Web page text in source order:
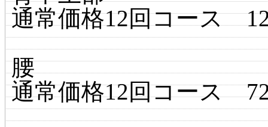
通常価格12回コース
腰
通常価格12回コース